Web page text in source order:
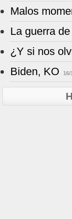
Malos
La guerra
¿Y si nos
Biden, KO 16/